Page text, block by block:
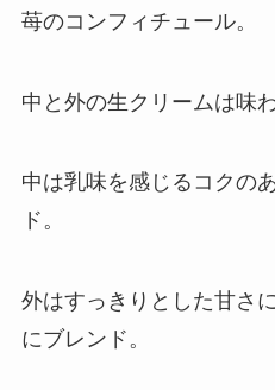
苺のコンフィチュール。
中と外の生クリームは味
中は乳味を感じるコクの
ド。
外はすっきりとした甘さ
にブレンド。